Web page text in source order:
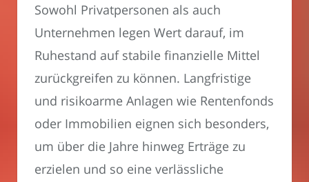
Sowohl Privatpersonen als auch
Unternehmen legen Wert darauf, im
Ruhestand auf stabile finanzielle Mittel
zurückgreifen zu können. Langfristige
und risikoarme Anlagen wie Rentenfonds
oder Immobilien eignen sich besonders,
um über die Jahre hinweg Erträge zu
erzielen und so eine verlässliche